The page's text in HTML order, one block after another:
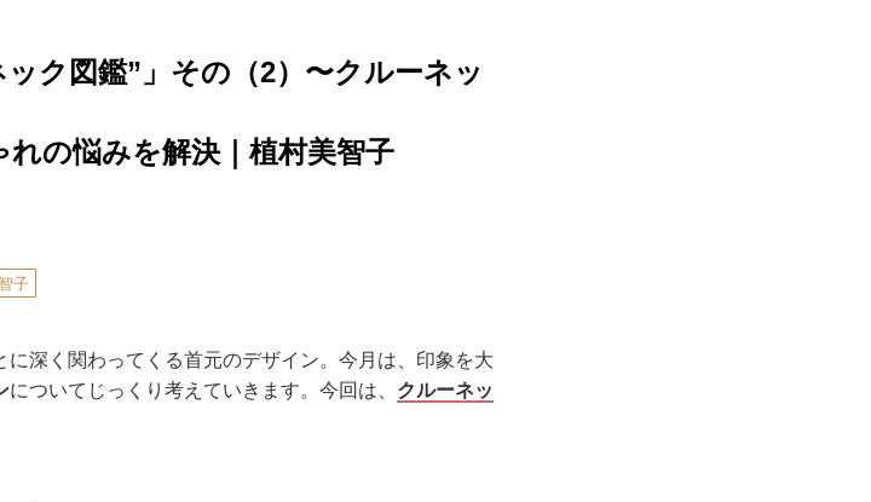
ク図鑑”」その（2）〜クルーネッ
の悩みを解決｜植村美智子
子
深く関わってくる首元のデザイン。今月は、印象を大
についてじっくり考えていきます。今回は、 クルーネッ